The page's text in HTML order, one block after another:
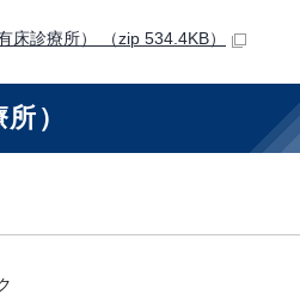
診療所） （zip 534.4KB）
）